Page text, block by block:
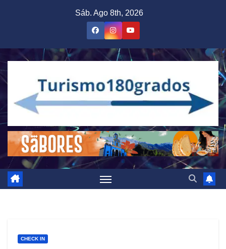
Sáb. Ago 8th, 2026
CHECK IN